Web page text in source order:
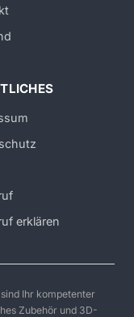
erklären
Ihr kompetenter
Zubehör und 3D-